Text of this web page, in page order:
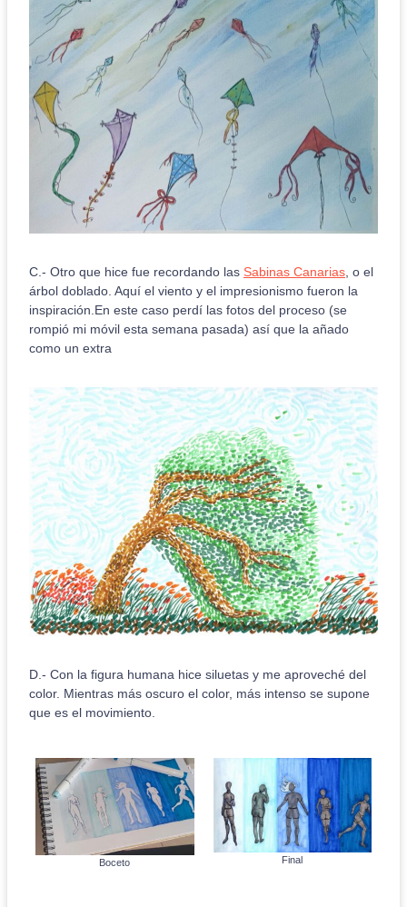
C.- Otro que hice fue recordando las Sabinas Canarias , o el
árbol doblado. Aquí el viento y el impresionismo fueron la
inspiración.En este caso perdí las fotos del proceso (se
rompió mi móvil esta semana pasada) así que la añado
como un extra
D.- Con la figura humana hice siluetas y me aproveché del
color. Mientras más oscuro el color, más intenso se supone
que es el movimiento.
Boceto Final